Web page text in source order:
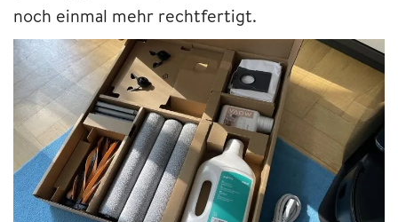
noch einmal mehr rechtfertigt.